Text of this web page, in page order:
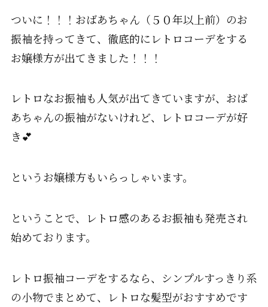
ついに！！！おばあちゃん（５０年以上前）のお
振袖を持ってきて、徹底的にレトロコーデをする
お嬢様方が出てきました！！！
レトロなお振袖も人気が出てきていますが、おば
あちゃんの振袖がないけれど、レトロコーデが好
き💕
というお嬢様方もいらっしゃいます。
ということで、レトロ感のあるお振袖も発売され
始めております。
レトロ振袖コーデをするなら、シンプルすっきり系
の小物でまとめて、レトロな髪型がおすすめです